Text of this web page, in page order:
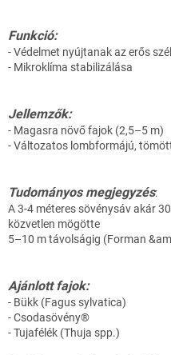
Funkció:
- Védelmet nyújtanak az erős
- Mikroklíma stabilizálása
Jellemzők:
- Magasra növő fajok (2,5–5 m)
- Változatos lombformájú,
Tudományos megjegyzés:
A 3-4 méteres sövénysáv akár
közvetlen mögötte
5–10 m távolságig (Forman
Ajánlott fajok:
- Bükk (Fagus sylvatica)
- Csodasövény®
- Tujafélék (Thuja spp.)